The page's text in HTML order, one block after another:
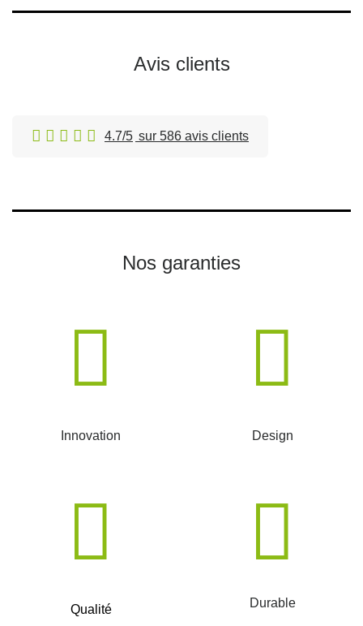
Avis clients
4.7/5 sur 586 avis clients
Nos garanties
Innovation Design
Qualité Durable